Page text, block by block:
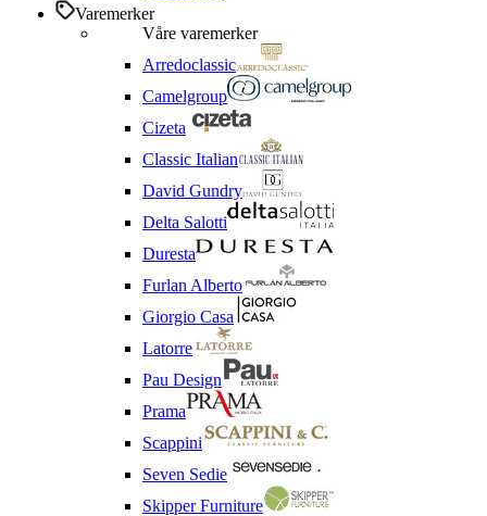
Varemerker
Våre varemerker
Arredoclassic
Camelgroup
Cizeta
Classic Italian
David Gundry
Delta Salotti
Duresta
Furlan Alberto
Giorgio Casa
Latorre
Pau Design
Prama
Scappini
Seven Sedie
Skipper Furniture